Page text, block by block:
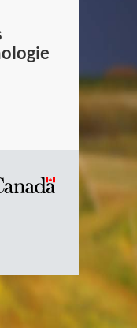
Symbole
Canada